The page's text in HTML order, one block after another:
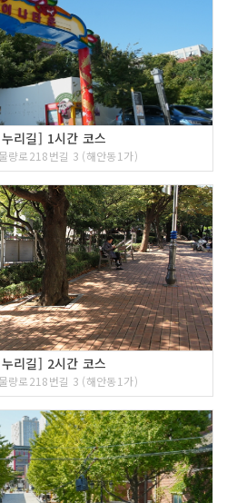
리길] 1시간 코스
량로218번길 3 (해안동1가)
리길] 2시간 코스
량로218번길 3 (해안동1가)